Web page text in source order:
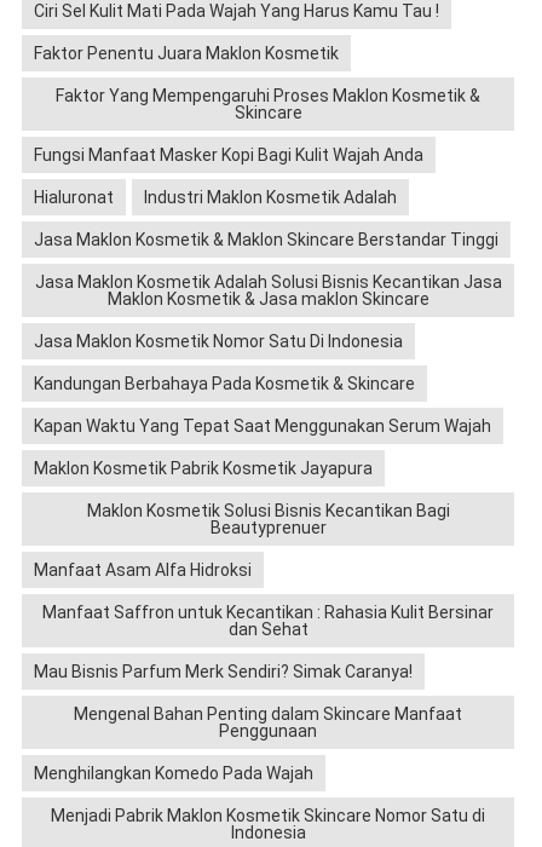
Ciri Sel Kulit Mati Pada Wajah Yang Harus Kamu Tau !
Faktor Penentu Juara Maklon Kosmetik
Faktor Yang Mempengaruhi Proses Maklon Kosmetik &
Skincare
Fungsi Manfaat Masker Kopi Bagi Kulit Wajah Anda
Hialuronat Industri Maklon Kosmetik Adalah
Jasa Maklon Kosmetik & Maklon Skincare Berstandar Tinggi
Jasa Maklon Kosmetik Adalah Solusi Bisnis Kecantikan Jasa
Maklon Kosmetik & Jasa maklon Skincare
Jasa Maklon Kosmetik Nomor Satu Di Indonesia
Kandungan Berbahaya Pada Kosmetik & Skincare
Kapan Waktu Yang Tepat Saat Menggunakan Serum Wajah
Maklon Kosmetik Pabrik Kosmetik Jayapura
Maklon Kosmetik Solusi Bisnis Kecantikan Bagi
Beautyprenuer
Manfaat Asam Alfa Hidroksi
Manfaat Saffron untuk Kecantikan : Rahasia Kulit Bersinar
dan Sehat
Mau Bisnis Parfum Merk Sendiri? Simak Caranya!
Mengenal Bahan Penting dalam Skincare Manfaat
Penggunaan
Menghilangkan Komedo Pada Wajah
Menjadi Pabrik Maklon Kosmetik Skincare Nomor Satu di
Indonesia